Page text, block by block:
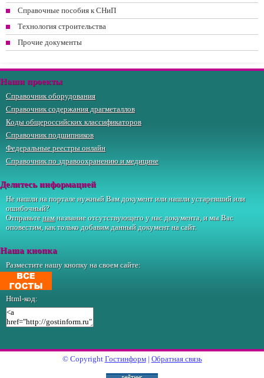
Справочные пособия к СНиП
Технология строительства
Прочие документы
Наши проекты
Справочник оборудования
Справочник содержания драгметаллов
Коды общероссийских классификаторов
Справочник подшипников
Федеральные реестры онлайн
Справочник по здравоохранению и медицине
Делитесь информацией
Не нашли на портале нужный Вам документ или нашли устаревший или
ошибочный?
Отправьтенамназвание отсутствующего у нас документа, и мы Вас
оповестим, как только добавим данный документ на сайт.
Наша кнопка
Разместите нашу кнопку на своем сайте:
Html-код:
© Copyright Гостинформ| Обратная связь